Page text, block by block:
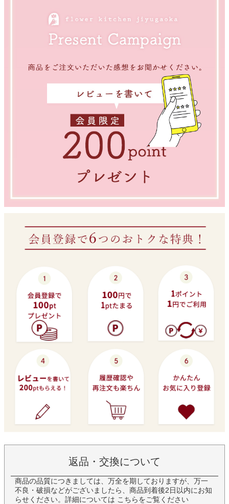
返品・交換について
商品の品質につきましては、万全を期しておりますが、万一
不良・破損などがございましたら、商品到着後2日以内にお知
らせください。詳細については こちらをご覧ください